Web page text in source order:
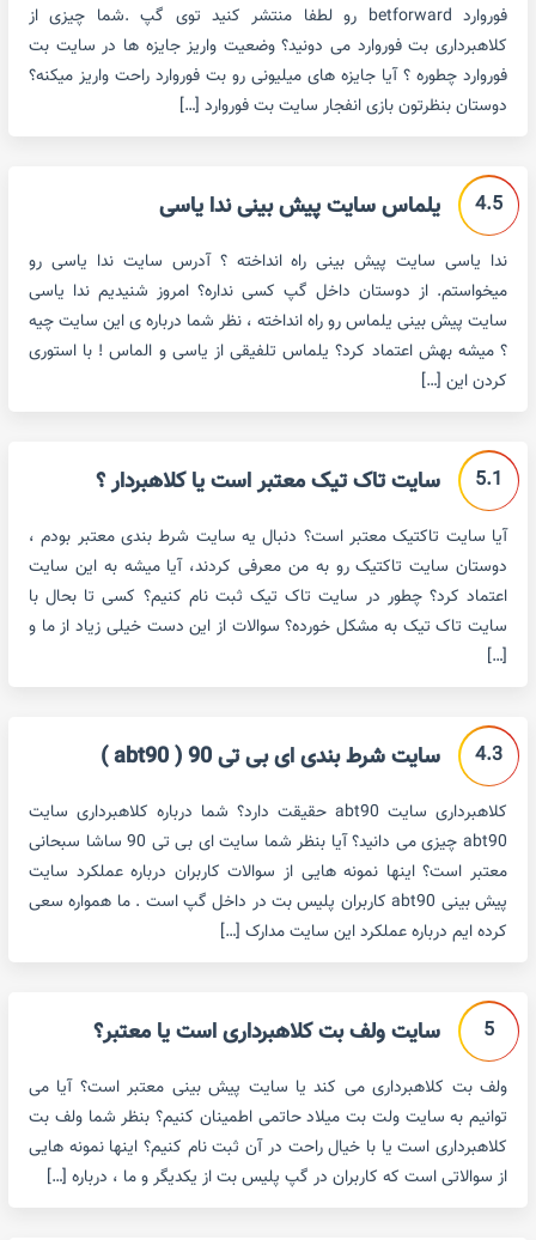
فوروارد betforward رو لطفا منتشر کنید توی گپ .شما چیزی از
کلاهبرداری بت فوروارد می دونید؟ وضعیت واریز جایزه ها در سایت بت
فوروارد چطوره ؟ آیا جایزه های میلیونی رو بت فوروارد راحت واریز میکنه؟
دوستان بنظرتون بازی انفجار سایت بت فوروارد […]
4.5 یلماس سایت پیش بینی ندا یاسی
ندا یاسی سایت پیش بینی راه انداخته ؟ آدرس سایت ندا یاسی رو
میخواستم. از دوستان داخل گپ کسی نداره؟ امروز شنیدیم ندا یاسی
سایت پیش بینی یلماس رو راه انداخته ، نظر شما درباره ی این سایت چیه
؟ میشه بهش اعتماد کرد؟ یلماس تلفیقی از یاسی و الماس ! با استوری
کردن این […]
5.1 سایت تاک تیک معتبر است یا کلاهبردار ؟
آیا سایت تاکتیک معتبر است؟ دنبال یه سایت شرط بندی معتبر بودم ،
دوستان سایت تاکتیک رو به من معرفی کردند، آیا میشه به این سایت
اعتماد کرد؟ چطور در سایت تاک تیک ثبت نام کنیم؟ کسی تا بحال با
سایت تاک تیک به مشکل خورده؟ سوالات از این دست خیلی زیاد از ما و
[…]
4.3 سایت شرط بندی ای بی تی 90 ( abt90 )
کلاهبرداری سایت abt90 حقیقت دارد؟ شما درباره کلاهبرداری سایت
abt90 چیزی می دانید؟ آیا بنظر شما سایت ای بی تی 90 ساشا سبحانی
معتبر است؟ اینها نمونه هایی از سوالات کاربران درباره عملکرد سایت
پیش بینی abt90 کاربران پلیس بت در داخل گپ است . ما همواره سعی
کرده ایم درباره عملکرد این سایت مدارک […]
5 سایت ولف بت کلاهبرداری است یا معتبر؟
ولف بت کلاهبرداری می کند یا سایت پیش بینی معتبر است؟ آیا می
توانیم به سایت ولت بت میلاد حاتمی اطمینان کنیم؟ بنظر شما ولف بت
کلاهبرداری است یا با خیال راحت در آن ثبت نام کنیم؟ اینها نمونه هایی
از سوالاتی است که کاربران در گپ پلیس بت از یکدیگر و ما ، درباره […]